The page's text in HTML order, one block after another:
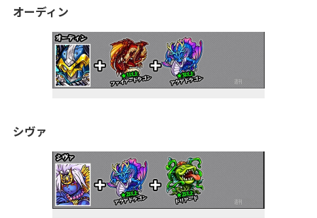
オーディン
シヴァ